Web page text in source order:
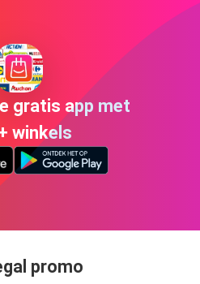
gratis app met
winkels
promo